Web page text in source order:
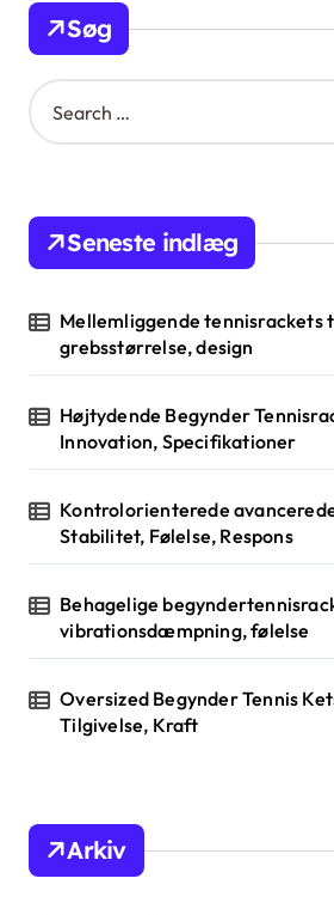
Søg
S
e
h
o
:
Seneste indlæg
Mellemliggende tennisrackets
grebsstørrelse, design
Højtydende Begynder
Innovation, Specifikationer
Kontrolorienterede
Stabilitet, Følelse, Respons
Behagelige
vibrationsdæmpning, følelse
Oversized Begynder Tennis
Tilgivelse, Kraft
Arkiv